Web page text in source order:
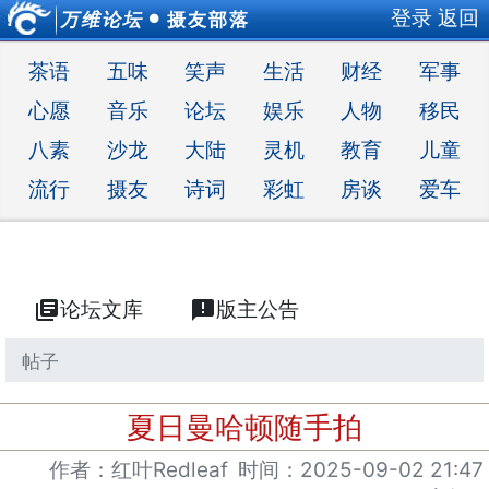
万维论坛 ● 摄友部落 登录 返回
茶语 五味 笑声 生活 财经
军事
心愿
音乐 论坛 娱乐 人物
移民
八素
沙龙 大陆 灵机 教育
儿童
流行
摄友 诗词 彩虹 房谈 爱车
library_books论坛文库 announcement版主公告
帖子
夏日曼哈顿随手拍
作者：红叶Redleaf 时间： 2025-09-02 21:47